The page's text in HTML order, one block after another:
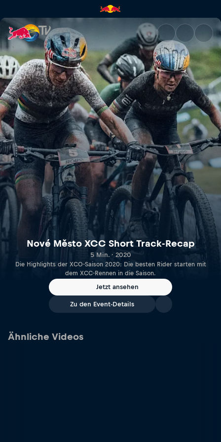
Nové Město XCC Short
Nové Město XCC Short Track-Recap
5 Min. · 2020
Die Highlights der XCO-Saison 2020: Die besten Rider starten mit
dem XCC-Rennen in die Saison.
Jetzt ansehen
Zu den Event-Details
Ähnliche Videos